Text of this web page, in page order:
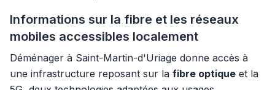
Informations sur la fibre et les réseaux
mobiles accessibles localement
Déménager à Saint-Martin-d'Uriage donne accès à
une infrastructure reposant sur la fibre optique et la